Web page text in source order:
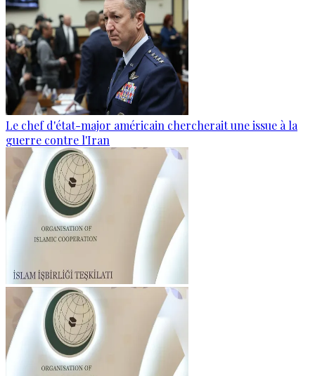
Le chef d'état-major américain chercherait une issue à la
guerre contre l'Iran